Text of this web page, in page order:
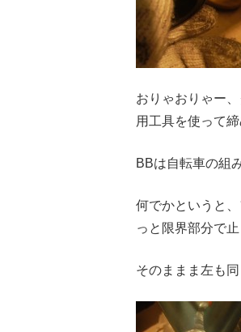
おりゃおりゃー
用工具を使って締
BBは自転車の組
何でかというと
っと限界部分で
そのままま左も同